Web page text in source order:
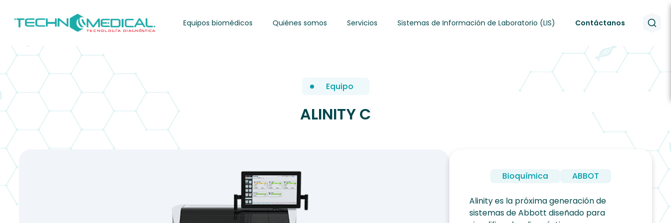
Equipos biomédicos Quiénes somos Servicios Sistemas de Información de Laboratorio (LIS) Contáctanos
Equipo
ALINITY C
Bioquímica ABBOT
Alinity es la próxima generación de
sistemas de Abbott diseñado para